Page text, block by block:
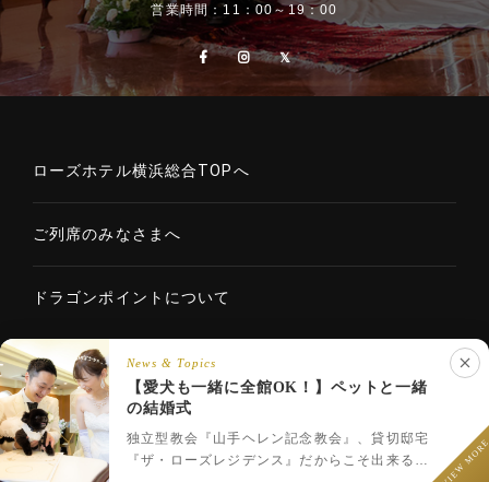
営業時間：11：00～19：00
ローズホテル横浜総合TOPへ
ご列席のみなさまへ
ドラゴンポイントについて
Copyright © 2020 ROSE HOTELS INTERNATIONAL Co., Ltd. All
フェア予約 プラン一覧 LINEで相談
News & Topics
【愛犬も一緒に全館OK！】ペットと一緒
の結婚式
独立型教会『山手ヘレン記念教会』、貸切邸宅
『ザ・ローズレジデンス』だからこそ出来るペ
VIEW